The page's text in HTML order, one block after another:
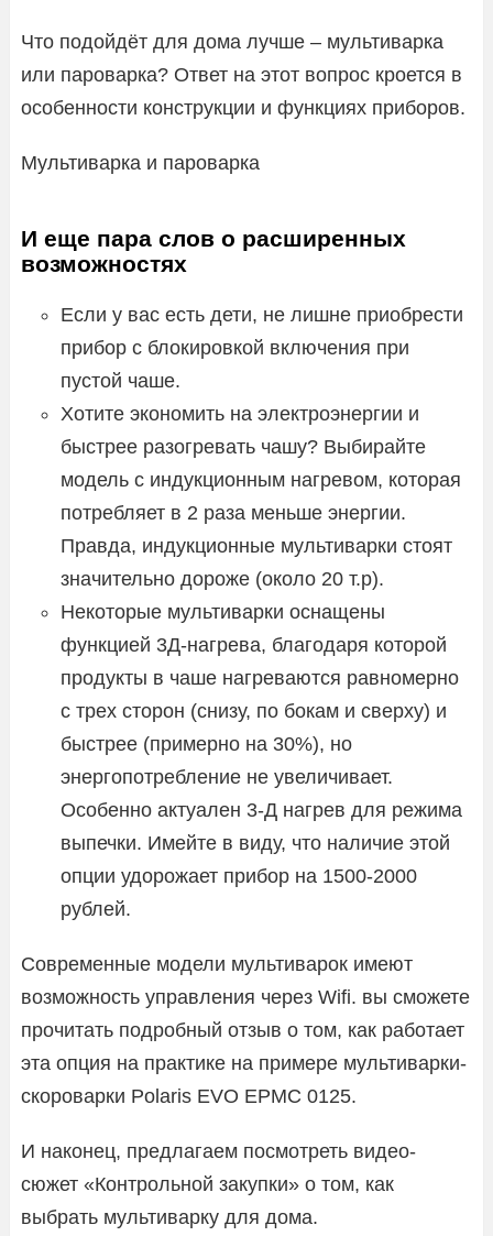
Что подойдёт для дома лучше – мультиварка
или пароварка? Ответ на этот вопрос кроется в
особенности конструкции и функциях приборов.
Мультиварка и пароварка
И еще пара слов о расширенных
возможностях
Если у вас есть дети, не лишне приобрести
прибор с блокировкой включения при
пустой чаше.
Хотите экономить на электроэнергии и
быстрее разогревать чашу? Выбирайте
модель с индукционным нагревом, которая
потребляет в 2 раза меньше энергии.
Правда, индукционные мультиварки стоят
значительно дороже (около 20 т.р).
Некоторые мультиварки оснащены
функцией 3Д-нагрева, благодаря которой
продукты в чаше нагреваются равномерно
с трех сторон (снизу, по бокам и сверху) и
быстрее (примерно на 30%), но
энергопотребление не увеличивает.
Особенно актуален 3-Д нагрев для режима
выпечки. Имейте в виду, что наличие этой
опции удорожает прибор на 1500-2000
рублей.
Современные модели мультиварок имеют
возможность управления через Wifi. вы сможете
прочитать подробный отзыв о том, как работает
эта опция на практике на примере мультиварки-
скороварки Polaris EVO EPMC 0125.
И наконец, предлагаем посмотреть видео-
сюжет «Контрольной закупки» о том, как
выбрать мультиварку для дома.